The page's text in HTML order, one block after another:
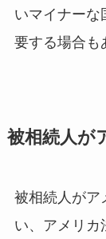
いマイナーな
要する場合も
被相続人が
被相続人がア
い、アメリカ